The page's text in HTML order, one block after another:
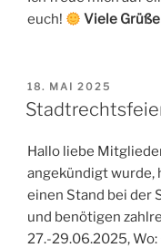
euch!
Viele Grüße
VERÖFFENTLICHT
AM
18. MAI 2025
Hallo liebe
angekündigt wurde,
einen Stand bei der
und benötigen
27.-29.06.2025, Wo: